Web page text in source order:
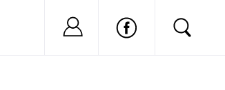
Nu ai cont?